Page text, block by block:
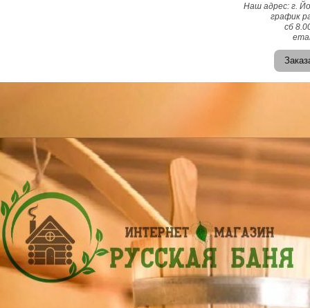
Наш адрес: г.
график
сб